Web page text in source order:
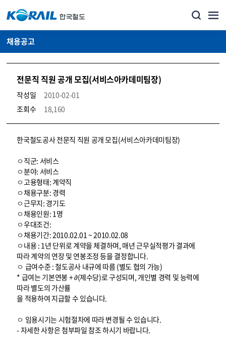
채용공고
전문직 직원 공개 모집(서비스아카데미팀장)
작성일
2010-02-01
조회수
18,160
코레일소개_경영공시_채용공고 상세보기 – 내용, 파일, 담당자 연락처로 구성
한국철도공사 전문직 직원 공개 모집(서비스아카데미팀장)
ㅇ직군: 서비스
ㅇ분야: 서비스
ㅇ고용형태: 계약직
ㅇ채용구분: 경력
ㅇ근무지: 경기도
ㅇ채용인원: 1명
ㅇ우대조건:
ㅇ채용기간: 2010.02.01 ~ 2010.02.08
ㅇ내용 : 1년 단위로 계약을 체결하며, 매년 근무실적평가 결과에
따라 계약의 연장 및 연봉조정 등을 결정합니다.
ㅇ 급여수준 : 철도공사 내규에 따름 (별도 협의 가능)
* 급여는 기본연봉 + ∂(제수당)로 구성되며, 개인별 경력 및 능력에
따라 별도의 가산률
을 적용하여 지급할 수 있습니다.
ㅇ 임용시기는 시험절차에 따라 변경될 수 있습니다.
- 자세한 사항은 첨부파일 참조 하시기 바랍니다.